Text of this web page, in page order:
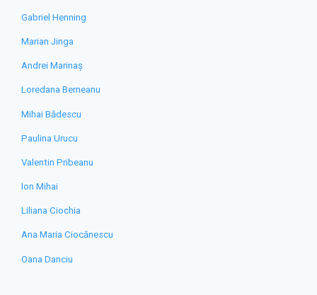
Gabriel Henning
Marian Jinga
Andrei Marinaș
Loredana Berneanu
Mihai Bădescu
Paulina Urucu
Valentin Pribeanu
Ion Mihai
Liliana Ciochia
Ana Maria Ciocănescu
Oana Danciu